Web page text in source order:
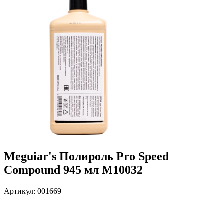
Meguiar's Полироль Pro Speed
Compound 945 мл M10032
Артикул: 001669